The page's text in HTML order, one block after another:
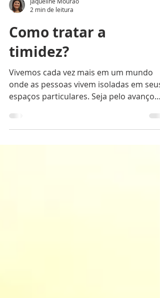
Jaqueline Mourão
2 min de leitura
Como tratar a
timidez?
Vivemos cada vez mais em um mundo
onde as pessoas vivem isoladas em seus